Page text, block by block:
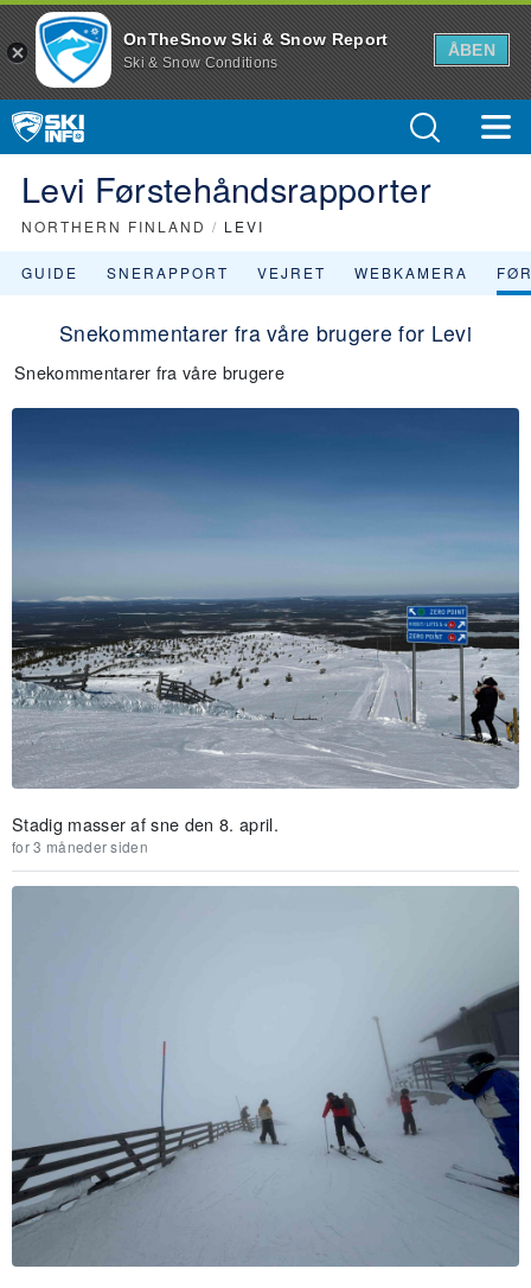
OnTheSnow Ski & Snow Report
Ski & Snow Conditions
ÅBEN
Levi Førstehåndsrapporter
NORTHERN FINLAND / LEVI
GUIDE SNERAPPORT VEJRET WEBKAMERA
Snekommentarer fra våre brugere for Levi
Snekommentarer fra våre brugere
Stadig masser af sne den 8. april.
for 3 måneder siden